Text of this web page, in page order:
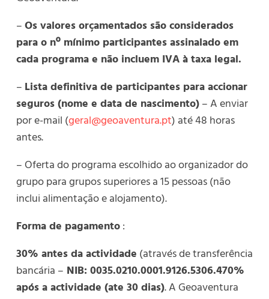
–Os valores orçamentados são considerados
para o nº mínimo participantes assinalado em
cada programa e não incluem IVA à taxa legal.
– Lista definitiva de participantes para accionar
seguros (nome e data de nascimento)– A enviar
por e-mail (geral@geoaventura.pt) até 48 horas
antes.
– Oferta do programa escolhido ao organizador do
grupo para grupos superiores a 15 pessoas (não
inclui alimentação e alojamento).
Forma de pagamento:
30% antes da actividade (através de transferência
bancária – NIB: 0035.0210.0001.9126.5306.470%
após a actividade (ate 30 dias). A Geoaventura